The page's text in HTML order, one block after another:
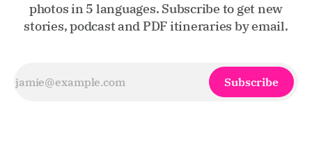
photos in 5 languages. Subscribe to get new
stories, podcast and PDF itineraries by email.
Subscribe